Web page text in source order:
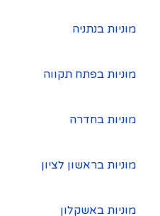
מוניות בנתניה
מוניות בפתח תקווה
מוניות בחדרה
מוניות בראשון לציון
מוניות באשקלון